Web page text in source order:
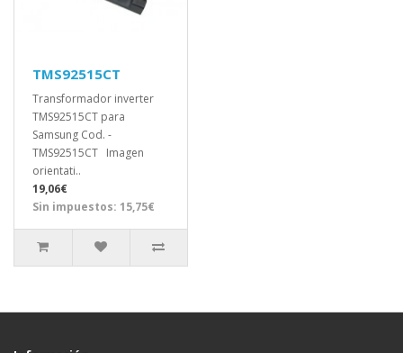
TMS92515CT
Transformador inverter
TMS92515CT para
Samsung Cod. -
TMS92515CT Imagen
orientati..
19,06€
Sin impuestos: 15,75€